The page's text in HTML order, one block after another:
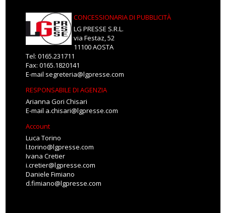
CONCESSIONARIA DI PUBBLICITÀ
LG PRESSE S.R.L.
via Festaz, 52
11100 AOSTA
Tel: 0165.231711
Fax: 0165.1820141
E-mail segreteria@lgpresse.com
RESPONSABILE DI AGENZIA
Arianna Gori Chisari
E-mail a.chisari@lgpresse.com
Account
Luca Torino
l.torino@lgpresse.com
Ivana Cretier
i.cretier@lgpresse.com
Daniele Fimiano
d.fimiano@lgpresse.com